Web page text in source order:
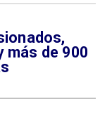
más de 900